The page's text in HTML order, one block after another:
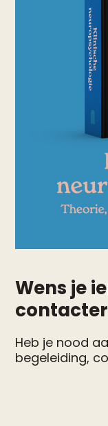
Wens je
Heb je nood
begeleiding,